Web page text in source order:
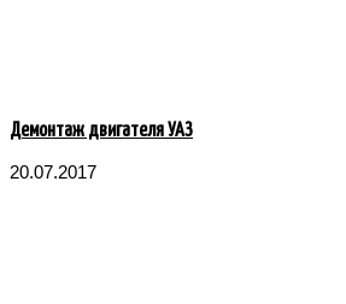
Демонтаж двигателя УАЗ
20.07.2017